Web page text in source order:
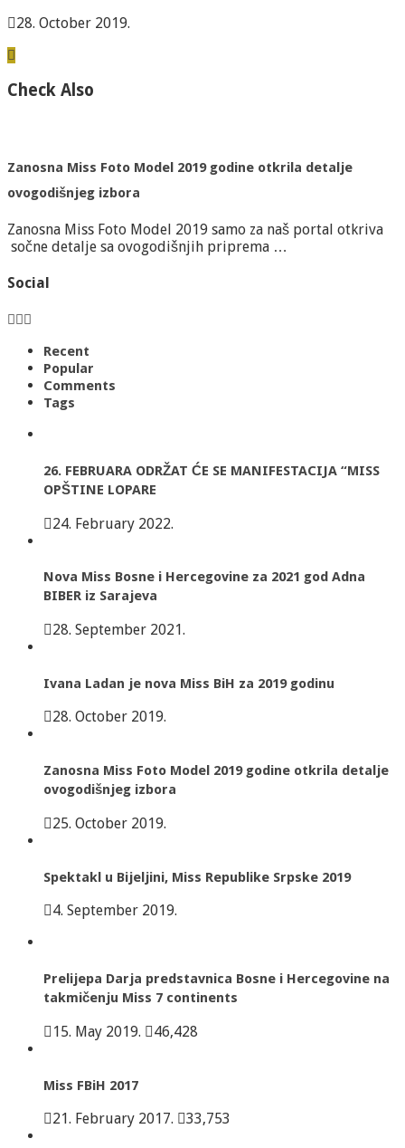
28. October 2019.
Check Also
Zanosna Miss Foto Model 2019 godine otkrila detalje
ovogodišnjeg izbora
Zanosna Miss Foto Model 2019 samo za naš portal otkriva
sočne detalje sa ovogodišnjih priprema …
Social
Recent
Popular
Comments
Tags
26. FEBRUARA ODRŽAT ĆE SE MANIFESTACIJA “MISS
OPŠTINE LOPARE
24. February 2022.
Nova Miss Bosne i Hercegovine za 2021 god Adna
BIBER iz Sarajeva
28. September 2021.
Ivana Ladan je nova Miss BiH za 2019 godinu
28. October 2019.
Zanosna Miss Foto Model 2019 godine otkrila detalje
ovogodišnjeg izbora
25. October 2019.
Spektakl u Bijeljini, Miss Republike Srpske 2019
4. September 2019.
Prelijepa Darja predstavnica Bosne i Hercegovine na
takmičenju Miss 7 continents
15. May 2019. 46,428
Miss FBiH 2017
21. February 2017. 33,753